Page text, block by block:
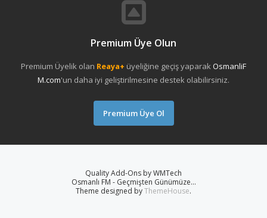
Premium Üye Olun
Premium Üyelik olan Reaya+ üyeliğine geçiş yaparakOsmanliF
M.com'un daha iyi geliştirilmesine destek olabilirsiniz.
Premium Üye Ol
Quality Add-Ons by WMTech
Osmanlı FM - Geçmişten Günümüze...
Theme designed byThemeHouse.